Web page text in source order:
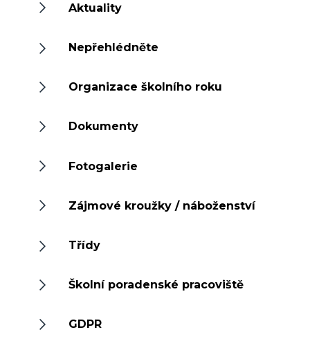
Aktuality
Nepřehlédněte
Organizace školního roku
Dokumenty
Fotogalerie
Zájmové kroužky / náboženství
Třídy
Školní poradenské pracoviště
GDPR